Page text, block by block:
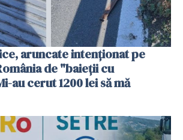
aruncate intenționat pe
de "baieții cu
au cerut 1200 lei să mă